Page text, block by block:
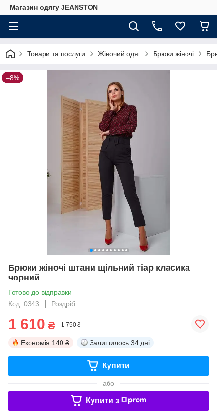
Магазин одягу JEANSTON
Товари та послуги Жіночий одяг Брюки жіночі
–8%
Брюки жіночі штани щільний тіар класика
чорний
Готово до відправки
Код: 0343
Роздріб
1 610 ₴ 1 750 ₴
Економія 140 ₴ Залишилось 34 дні
Купити
або
Купити з